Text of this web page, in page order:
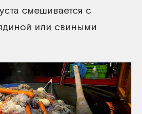
смешивается с
или свиными